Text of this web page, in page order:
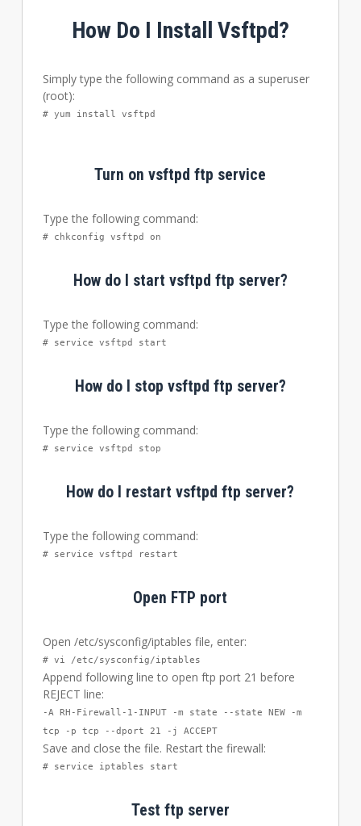
How Do I Install Vsftpd?
Simply type the following command as a superuser
(root):
# yum install vsftpd
Turn on vsftpd ftp service
Type the following command:
# chkconfig vsftpd on
How do I start vsftpd ftp server?
Type the following command:
# service vsftpd start
How do I stop vsftpd ftp server?
Type the following command:
# service vsftpd stop
How do I restart vsftpd ftp server?
Type the following command:
# service vsftpd restart
Open FTP port
Open /etc/sysconfig/iptables file, enter:
# vi /etc/sysconfig/iptables
Append following line to open ftp port 21 before
REJECT line:
-A RH-Firewall-1-INPUT -m state --state NEW -m
tcp -p tcp --dport 21 -j ACCEPT
Save and close the file. Restart the firewall:
# service iptables start
Test ftp server